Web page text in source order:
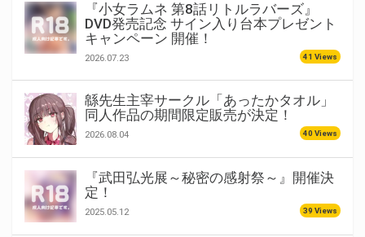
『小女ラムネ 第8話リトルラバーズ』
DVD発売記念 サイン入り台本プレゼント
キャンペーン 開催！
2026.07.23 41 Views
緜先生主宰サークル「あったかタオル」
同人作品の期間限定販売が決定！
2026.08.04 40 Views
『武田弘光展～秘密の感射祭～』開催決
定！
2025.05.12 39 Views